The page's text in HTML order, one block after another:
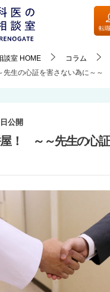
転
談室 HOME
コラム
生の心証を害さない為に～～
公開
！ ～～先生の心